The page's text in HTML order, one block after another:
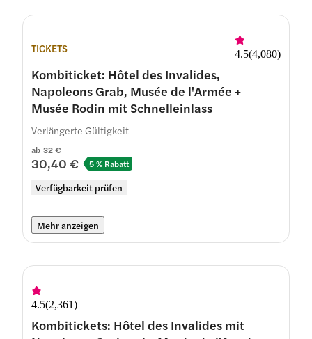
TICKETS 4.5(4,080)
Kombiticket: Hôtel des Invalides,
Napoleons Grab, Musée de l'Armée +
Musée Rodin mit Schnelleinlass
ab 32 €
30,40 € 5 % Rabatt
Verfügbarkeit prüfen
Verlängerte Gültigkeit
Mehr anzeigen
4.5(2,361)
Kombitickets: Hôtel des Invalides mit